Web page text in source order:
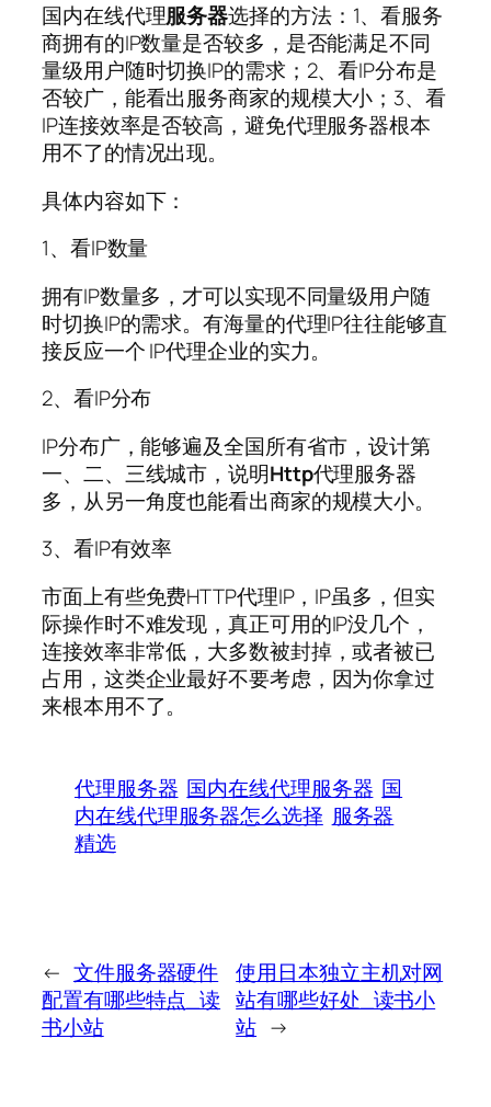
国内在线代理服务器选择的方法：1、看服务
商拥有的IP数量是否较多，是否能满足不同
量级用户随时切换IP的需求；2、看IP分布是
否较广，能看出服务商家的规模大小；3、看
IP连接效率是否较高，避免代理服务器根本
用不了的情况出现。
具体内容如下：
1、看IP数量
拥有IP数量多，才可以实现不同量级用户随
时切换IP的需求。有海量的代理IP往往能够直
接反应一个 IP代理企业的实力。
2、看IP分布
IP分布广，能够遍及全国所有省市，设计第
一、二、三线城市，说明Http代理服务器
多，从另一角度也能看出商家的规模大小。
3、看IP有效率
市面上有些免费HTTP代理IP，IP虽多，但实
际操作时不难发现，真正可用的IP没几个，
连接效率非常低，大多数被封掉，或者被已
占用，这类企业最好不要考虑，因为你拿过
来根本用不了。
代理服务器 国内在线代理服务器 国
内在线代理服务器怎么选择 服务器
精选
← 文件服务器硬件
配置有哪些特点_读
书小站
使用日本独立主机对网
站有哪些好处_读书小
站 →